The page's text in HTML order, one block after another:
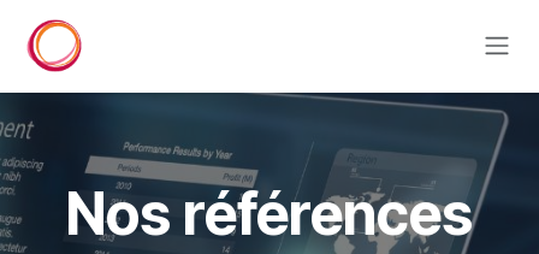
Nos références